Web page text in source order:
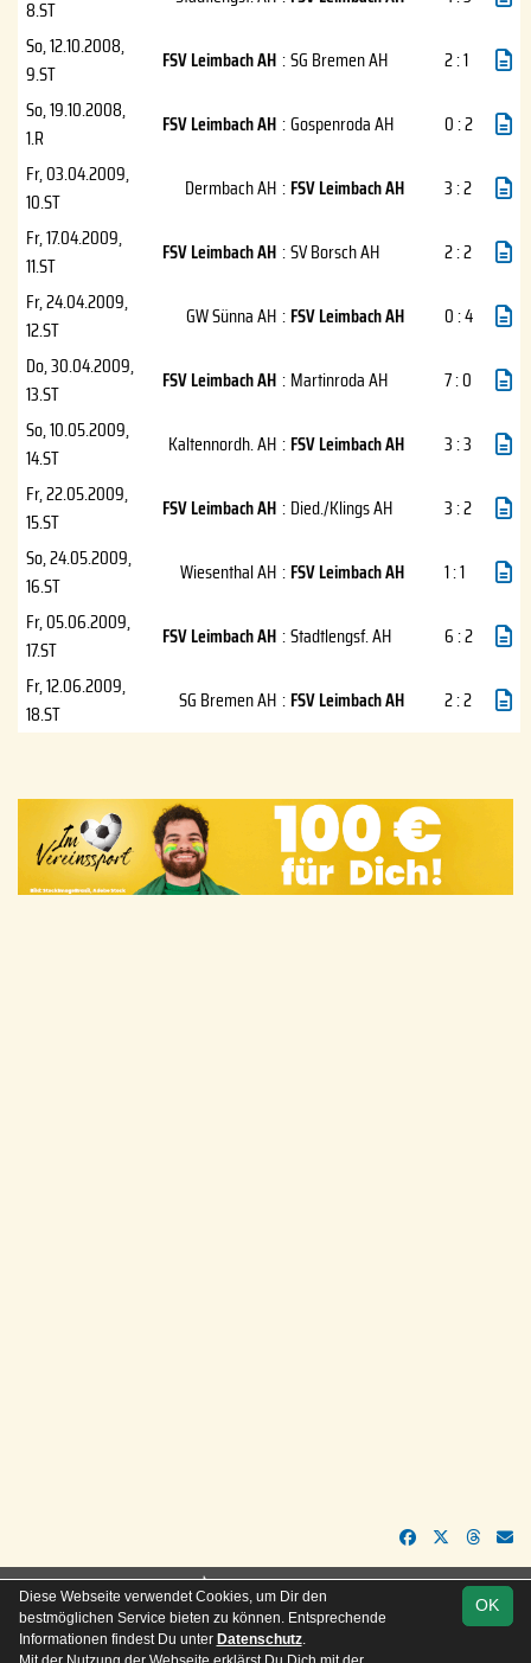
8.ST
So, 12.10.2008,
9.ST
FSV Leimbach AH :SG Bremen AH
2 : 1
So, 19.10.2008,
1.R
FSV Leimbach AH :Gospenroda AH
0 : 2
Fr, 03.04.2009,
10.ST
Dermbach AH : FSV Leimbach AH
3 : 2
Fr, 17.04.2009,
11.ST
FSV Leimbach AH :SV Borsch AH
2 : 2
Fr, 24.04.2009,
12.ST
GW Sünna AH : FSV Leimbach AH
0 : 4
Do, 30.04.2009,
13.ST
FSV Leimbach AH : Martinroda AH
7 : 0
So, 10.05.2009,
14.ST
Kaltennordh. AH : FSV Leimbach AH
3 : 3
Fr, 22.05.2009,
15.ST
FSV Leimbach AH : Died./Klings AH
3 : 2
So, 24.05.2009,
16.ST
Wiesenthal AH : FSV Leimbach AH
1 : 1
Fr, 05.06.2009,
17.ST
FSV Leimbach AH :Stadtlengsf. AH
6 : 2
Fr, 12.06.2009,
18.ST
SG Bremen AH : FSV Leimbach AH 2 : 2
soccero.de
Besucherstatistik Kontakt Impressum
OK
Diese Webseite verwendet Cookies, um Dir den
bestmöglichen Service bieten zu können. Entsprechende
Informationen findest Du unter Datenschutz.